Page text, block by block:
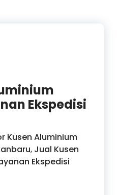
Ekspedisi
Kusen Aluminium
, Jual Kusen
Ekspedisi